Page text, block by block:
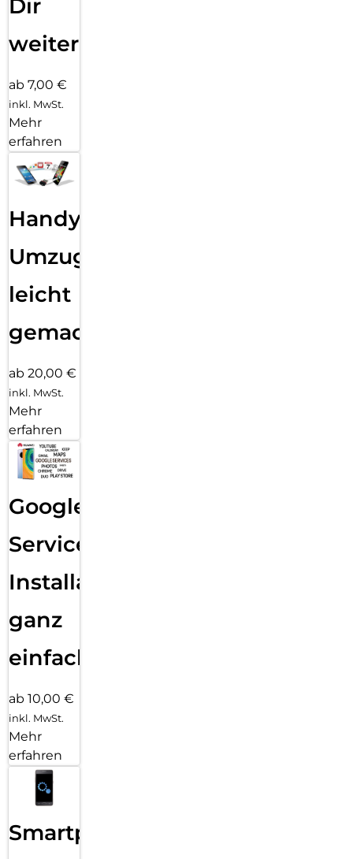
Dir
weiter
ab 7,00 €
inkl. MwSt.
Mehr
erfahren
Handy
Umzug
leicht
gemacht!
ab 20,00 €
inkl. MwSt.
Mehr
erfahren
Google
Services
Installation
ganz
einfach
ab 10,00 €
inkl. MwSt.
Mehr
erfahren
Smartphone